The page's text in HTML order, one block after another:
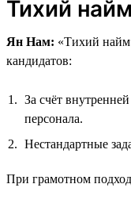
Тихий
Ян Нам: «Тихий
кандидатов:
За счёт
персонала.
Нестандартные
При грамотном